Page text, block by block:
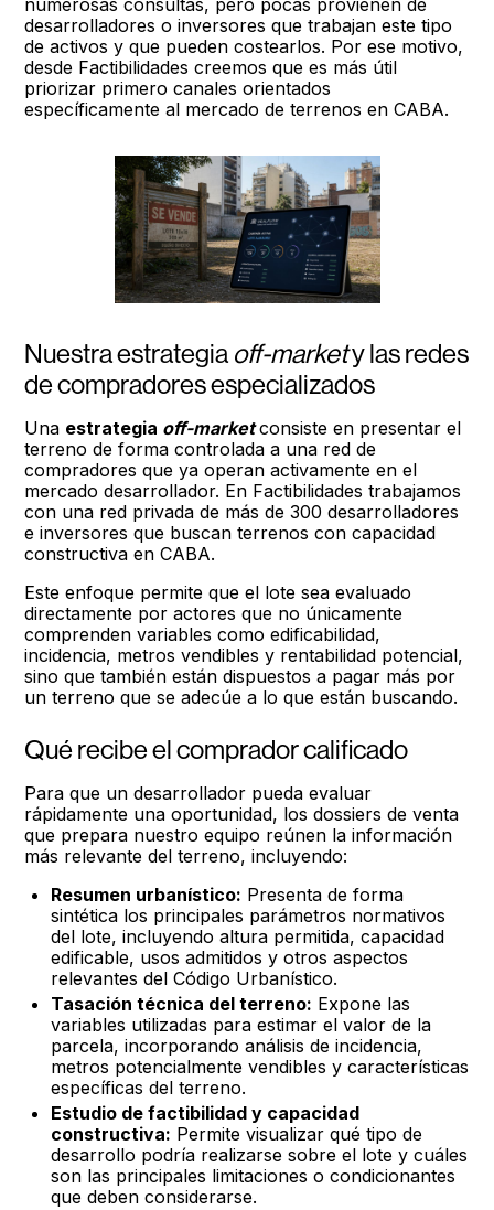
numerosas consultas, pero pocas provienen de
desarrolladores o inversores que trabajan este tipo
de activos y que pueden costearlos. Por ese motivo,
desde Factibilidades creemos que es más útil
priorizar primero canales orientados
específicamente al mercado de terrenos en CABA.
Nuestra estrategia off-markety las redes
de compradores especializados
Una estrategia off-market consiste en presentar el
terreno de forma controlada a una red de
compradores que ya operan activamente en el
mercado desarrollador. En Factibilidades trabajamos
con una red privada de más de 300 desarrolladores
e inversores que buscan terrenos con capacidad
constructiva en CABA.
Este enfoque permite que el lote sea evaluado
directamente por actores que no únicamente
comprenden variables como edificabilidad,
incidencia, metros vendibles y rentabilidad potencial,
sino que también están dispuestos a pagar más por
un terreno que se adecúe a lo que están buscando.
Qué recibe el comprador calificado
Para que un desarrollador pueda evaluar
rápidamente una oportunidad, los dossiers de venta
que prepara nuestro equipo reúnen la información
más relevante del terreno, incluyendo:
Resumen urbanístico: Presenta de forma
sintética los principales parámetros normativos
del lote, incluyendo altura permitida, capacidad
edificable, usos admitidos y otros aspectos
relevantes del Código Urbanístico.
Tasación técnica del terreno: Expone las
variables utilizadas para estimar el valor de la
parcela, incorporando análisis de incidencia,
metros potencialmente vendibles y características
específicas del terreno.
Estudio de factibilidad y capacidad
constructiva: Permite visualizar qué tipo de
desarrollo podría realizarse sobre el lote y cuáles
son las principales limitaciones o condicionantes
que deben considerarse.